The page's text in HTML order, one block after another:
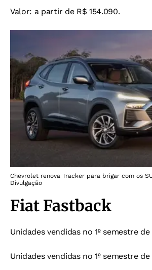
Valor: a partir de R$ 154.090.
Chevrolet renova Tracker para brigar com os
Divulgação
Fiat Fastback
Unidades vendidas no 1º semestre de
Unidades vendidas no 1º semestre de